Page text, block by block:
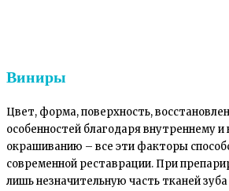
Виниры
Цвет, форма, поверхность,
особенностей благодаря внутреннему
окрашиванию – все эти факторы
современной реставрации. При
лишь незначительную часть тканей зуба